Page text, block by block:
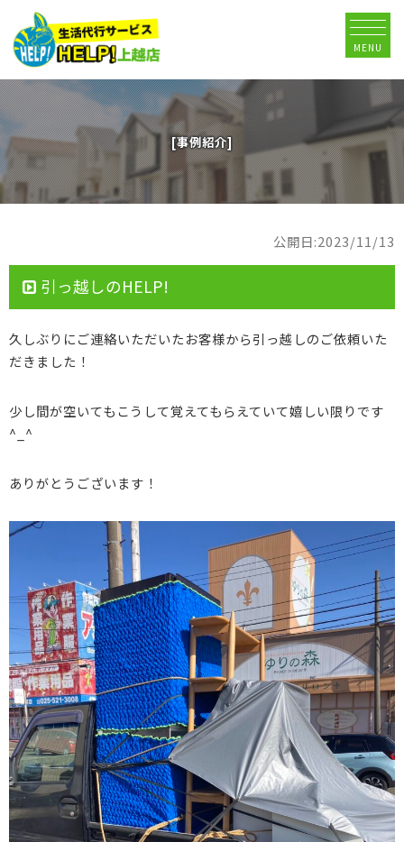
MENU
[事例紹介]
公開日:2023/11/13
引っ越しのHELP!
久しぶりにご連絡いただいたお客様から引っ越しのご依頼いた
だきました！
少し間が空いてもこうして覚えてもらえていて嬉しい限りです
^_^
ありがとうございます！